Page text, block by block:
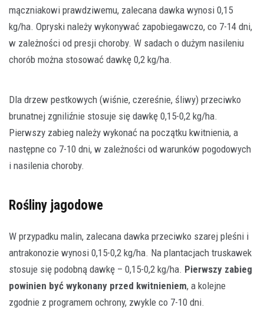
mączniakowi prawdziwemu, zalecana dawka wynosi 0,15
kg/ha. Opryski należy wykonywać zapobiegawczo, co 7-14 dni,
w zależności od presji choroby. W sadach o dużym nasileniu
chorób można stosować dawkę 0,2 kg/ha.
Dla drzew pestkowych (wiśnie, czereśnie, śliwy) przeciwko
brunatnej zgniliźnie stosuje się dawkę 0,15-0,2 kg/ha.
Pierwszy zabieg należy wykonać na początku kwitnienia, a
następne co 7-10 dni, w zależności od warunków pogodowych
i nasilenia choroby.
Rośliny jagodowe
W przypadku malin, zalecana dawka przeciwko szarej pleśni i
antrakonozie wynosi 0,15-0,2 kg/ha. Na plantacjach truskawek
stosuje się podobną dawkę – 0,15-0,2 kg/ha. Pierwszy zabieg
powinien być wykonany przed kwitnieniem, a kolejne
zgodnie z programem ochrony, zwykle co 7-10 dni.